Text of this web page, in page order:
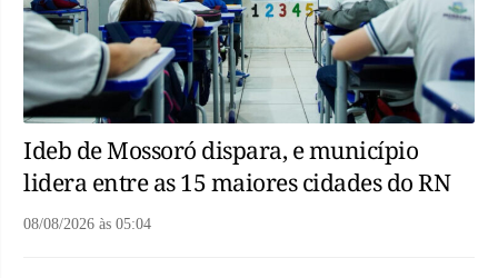
Ideb de Mossoró dispara, e município
lidera entre as 15 maiores cidades do RN
08/08/2026 às 05:04